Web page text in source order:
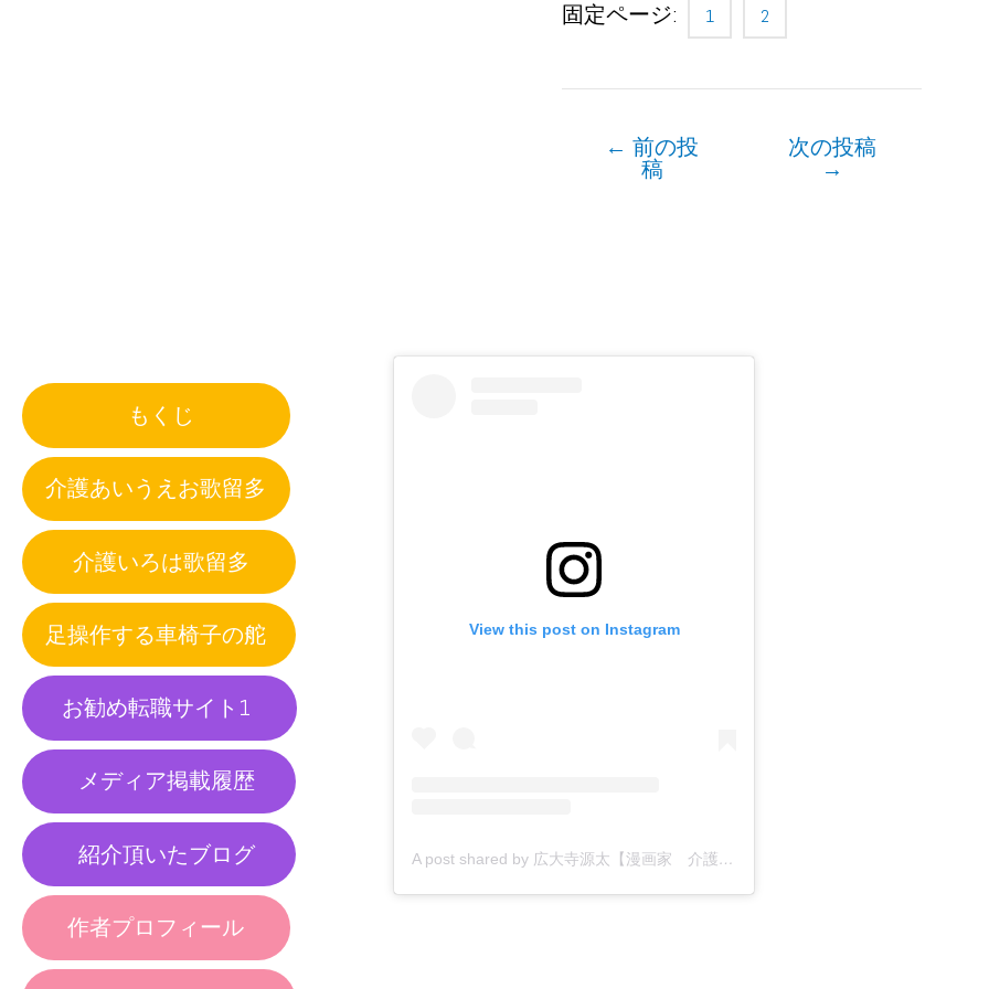
固定ページ: 1 2
← 前の投
稿
次の投稿
→
もくじ
介護あいうえお歌留多
介護いろは歌留多
足操作する車椅子の舵
お勧め転職サイト1
メディア掲載履歴
紹介頂いたブログ
作者プロフィール
View this post on Instagram
A post shared by 広大寺源太【漫画家 介護4コマ漫画】 (@kodaiji_genta)